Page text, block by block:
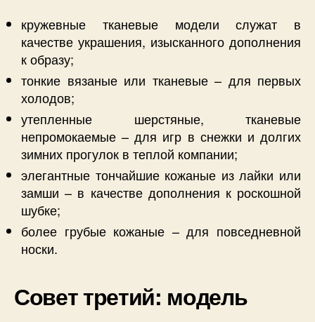
кружевные тканевые модели служат в
качестве украшения, изысканного дополнения
к образу;
тонкие вязаные или тканевые – для первых
холодов;
утепленные шерстяные, тканевые
непромокаемые – для игр в снежки и долгих
зимних прогулок в теплой компании;
элегантные тончайшие кожаные из лайки или
замши – в качестве дополнения к роскошной
шубке;
более грубые кожаные – для повседневной
носки.
Совет третий: модель